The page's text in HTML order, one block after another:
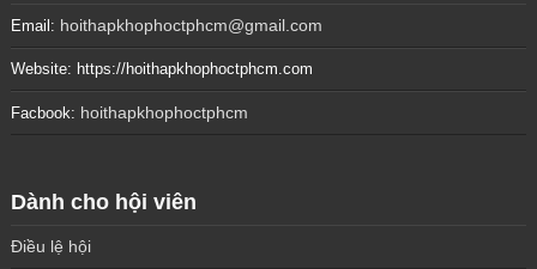
Email: hoithapkhophoctphcm@gmail.com
Website: https://hoithapkhophoctphcm.com
Facbook: hoithapkhophoctphcm
Dành cho hội viên
Điều lệ hội